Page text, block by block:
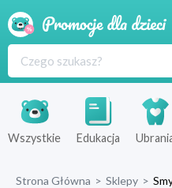
Wszystkie Edukacja
Strona Główna > Sklepy >